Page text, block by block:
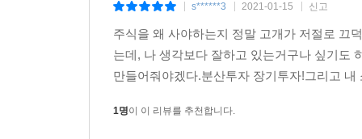
s******3 2021-01-15 신고
주식을 왜 사야하는지 정말 고개가 저절로 끄
는데, 나 생각보다 잘하고 있는거구나 싶기도
만들어줘야겠다.분산투자 장기투자!그리고
1명이 이 리뷰를 추천합니다.